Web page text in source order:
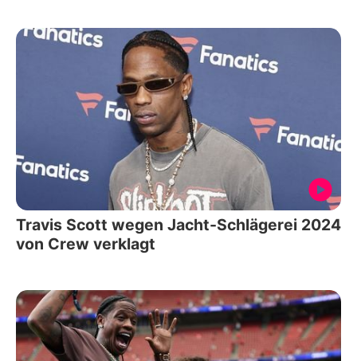
Travis Scott wegen Jacht-Schlägerei 2024
von Crew verklagt